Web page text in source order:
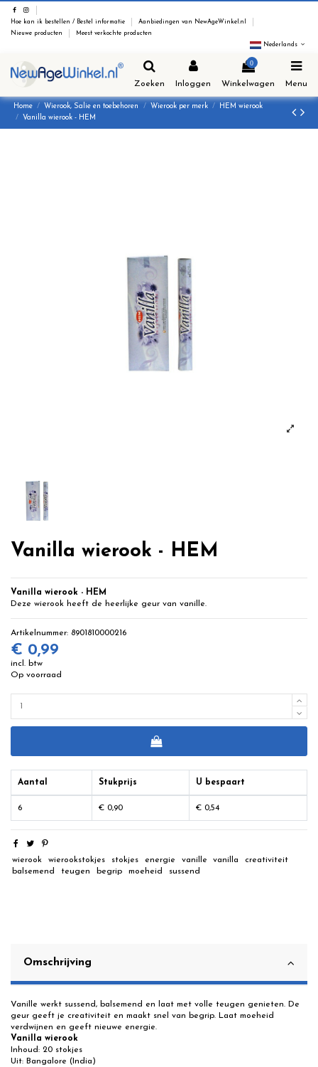
Hoe kan ik bestellen / Bestel informatie
Aanbiedingen van NewAgeWinkel.nl
Nieuwe producten
Meest verkochte producten
Nederlands
Zoeken Inloggen
0
Winkelwagen Menu
Home Wierook, Salie en toebehoren Wierook per merk
HEM wierook
Vanilla wierook - HEM
Vanilla wierook - HEM
Vanilla wierook - HEM
Deze wierook heeft de heerlijke geur van vanille.
Artikelnummer: 8901810000216
€ 0,99
incl. btw
Op voorraad
Aantal Stukprijs U bespaart
6 € 0,90 € 0,54
wierook wierookstokjes stokjes energie vanille vanilla
creativiteit
balsemend
teugen begrip moeheid sussend
Omschrijving
Vanille werkt sussend, balsemend en laat met volle teugen genieten. De
geur geeft je creativiteit en maakt snel van begrip. Laat moeheid
verdwijnen en geeft nieuwe energie.
Vanilla wierook
Inhoud: 20 stokjes
Uit: Bangalore (India)